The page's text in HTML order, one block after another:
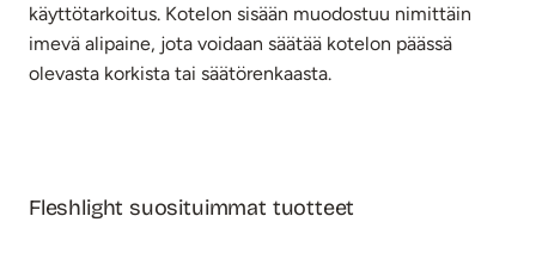
käyttötarkoitus. Kotelon sisään muodostuu nimittäin
imevä alipaine, jota voidaan säätää kotelon päässä
olevasta korkista tai säätörenkaasta.
Fleshlight suosituimmat tuotteet